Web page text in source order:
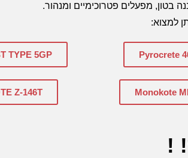
בטון, מפעלים פטרוכימיים ומנהור.
למצוא:
Pyrocrete
TYPE 5GP
Monokote
Z-146T
!